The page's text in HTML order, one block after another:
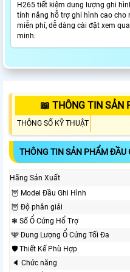
H265 tiết kiệm dung lượng ghi
tính năng hỗ trợ ghi hình cao cho
miễn phí, dễ dàng cài đặt xem
minh.
📖 THÔNG TIN SẢN
THÔNG SỐ KỸ THUẬT
THÔNG TIN SẢN PHẨM
Hãng Sản Xuất
🦉 Model Đầu Ghi Hình
🦉 Độ phân giải
❃ Số Ổ Cứng Hổ Trợ
🕎 Dung Lượng Ổ Cứng Tối Đa
🛡 Thiết Kế Phù Hợp
🔈 Chức năng